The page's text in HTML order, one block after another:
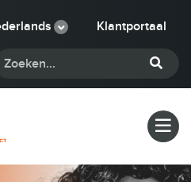
Klantportaal